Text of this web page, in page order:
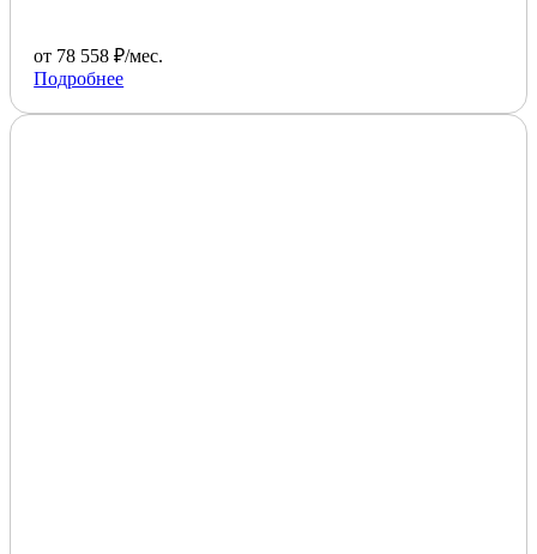
от 78 558 ₽/мес.
Подробнее